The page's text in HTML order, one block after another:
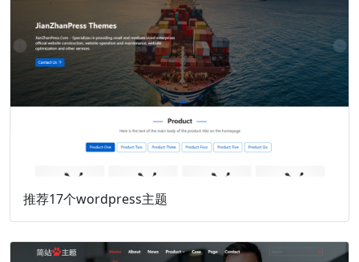
推荐17个wordpress主题